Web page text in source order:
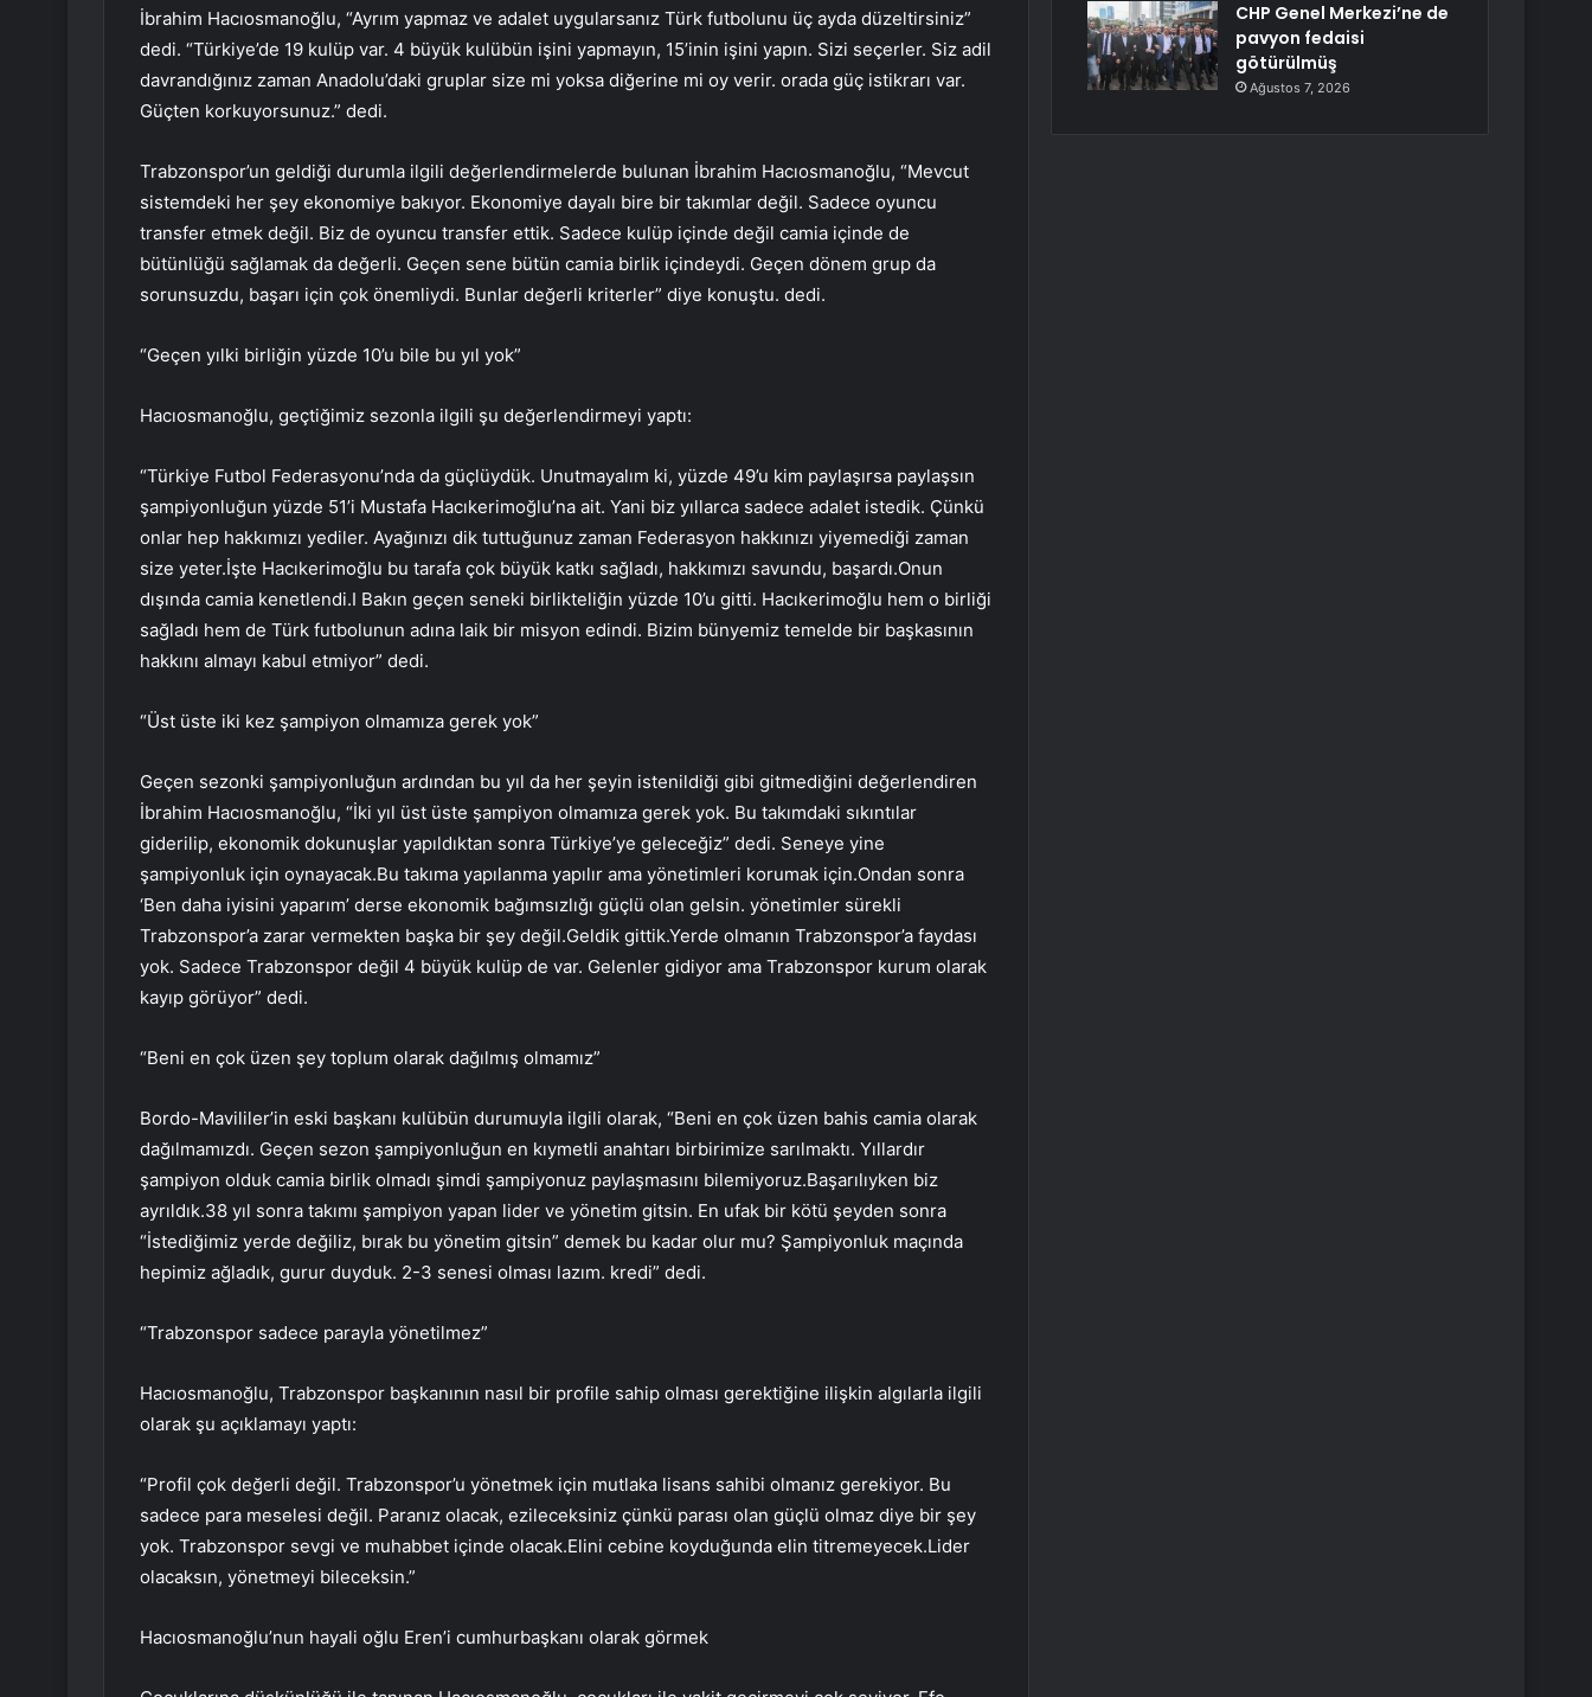
İbrahim Hacıosmanoğlu, “Ayrım yapmaz ve adalet uygularsanız Türk futbolunu üç ayda düzeltirsiniz”
dedi. “Türkiye’de 19 kulüp var. 4 büyük kulübün işini yapmayın, 15’inin işini yapın. Sizi seçerler. Siz adil
davrandığınız zaman Anadolu’daki gruplar size mi yoksa diğerine mi oy verir. orada güç istikrarı var.
Güçten korkuyorsunuz.” dedi.
Trabzonspor’un geldiği durumla ilgili değerlendirmelerde bulunan İbrahim Hacıosmanoğlu, “Mevcut
sistemdeki her şey ekonomiye bakıyor. Ekonomiye dayalı bire bir takımlar değil. Sadece oyuncu
transfer etmek değil. Biz de oyuncu transfer ettik. Sadece kulüp içinde değil camia içinde de
bütünlüğü sağlamak da değerli. Geçen sene bütün camia birlik içindeydi. Geçen dönem grup da
sorunsuzdu, başarı için çok önemliydi. Bunlar değerli kriterler” diye konuştu. dedi.
“Geçen yılki birliğin yüzde 10’u bile bu yıl yok”
Hacıosmanoğlu, geçtiğimiz sezonla ilgili şu değerlendirmeyi yaptı:
“Türkiye Futbol Federasyonu’nda da güçlüydük. Unutmayalım ki, yüzde 49’u kim paylaşırsa paylaşsın
şampiyonluğun yüzde 51’i Mustafa Hacıkerimoğlu’na ait. Yani biz yıllarca sadece adalet istedik. Çünkü
onlar hep hakkımızı yediler. Ayağınızı dik tuttuğunuz zaman Federasyon hakkınızı yiyemediği zaman
size yeter.İşte Hacıkerimoğlu bu tarafa çok büyük katkı sağladı, hakkımızı savundu, başardı.Onun
dışında camia kenetlendi.I Bakın geçen seneki birlikteliğin yüzde 10’u gitti. Hacıkerimoğlu hem o birliği
sağladı hem de Türk futbolunun adına laik bir misyon edindi. Bizim bünyemiz temelde bir başkasının
hakkını almayı kabul etmiyor” dedi.
“Üst üste iki kez şampiyon olmamıza gerek yok”
Geçen sezonki şampiyonluğun ardından bu yıl da her şeyin istenildiği gibi gitmediğini değerlendiren
İbrahim Hacıosmanoğlu, “İki yıl üst üste şampiyon olmamıza gerek yok. Bu takımdaki sıkıntılar
giderilip, ekonomik dokunuşlar yapıldıktan sonra Türkiye’ye geleceğiz” dedi. Seneye yine
şampiyonluk için oynayacak.Bu takıma yapılanma yapılır ama yönetimleri korumak için.Ondan sonra
‘Ben daha iyisini yaparım’ derse ekonomik bağımsızlığı güçlü olan gelsin. yönetimler sürekli
Trabzonspor’a zarar vermekten başka bir şey değil.Geldik gittik.Yerde olmanın Trabzonspor’a faydası
yok. Sadece Trabzonspor değil 4 büyük kulüp de var. Gelenler gidiyor ama Trabzonspor kurum olarak
kayıp görüyor” dedi.
“Beni en çok üzen şey toplum olarak dağılmış olmamız”
Bordo-Mavililer’in eski başkanı kulübün durumuyla ilgili olarak, “Beni en çok üzen bahis camia olarak
dağılmamızdı. Geçen sezon şampiyonluğun en kıymetli anahtarı birbirimize sarılmaktı. Yıllardır
şampiyon olduk camia birlik olmadı şimdi şampiyonuz paylaşmasını bilemiyoruz.Başarılıyken biz
ayrıldık.38 yıl sonra takımı şampiyon yapan lider ve yönetim gitsin. En ufak bir kötü şeyden sonra
“İstediğimiz yerde değiliz, bırak bu yönetim gitsin” demek bu kadar olur mu? Şampiyonluk maçında
hepimiz ağladık, gurur duyduk. 2-3 senesi olması lazım. kredi” dedi.
“Trabzonspor sadece parayla yönetilmez”
Hacıosmanoğlu, Trabzonspor başkanının nasıl bir profile sahip olması gerektiğine ilişkin algılarla ilgili
olarak şu açıklamayı yaptı:
“Profil çok değerli değil. Trabzonspor’u yönetmek için mutlaka lisans sahibi olmanız gerekiyor. Bu
sadece para meselesi değil. Paranız olacak, ezileceksiniz çünkü parası olan güçlü olmaz diye bir şey
yok. Trabzonspor sevgi ve muhabbet içinde olacak.Elini cebine koyduğunda elin titremeyecek.Lider
olacaksın, yönetmeyi bileceksin.”
Hacıosmanoğlu’nun hayali oğlu Eren’i cumhurbaşkanı olarak görmek
CHP Genel Merkezi’ne de
pavyon fedaisi
götürülmüş
Ağustos 7, 2026